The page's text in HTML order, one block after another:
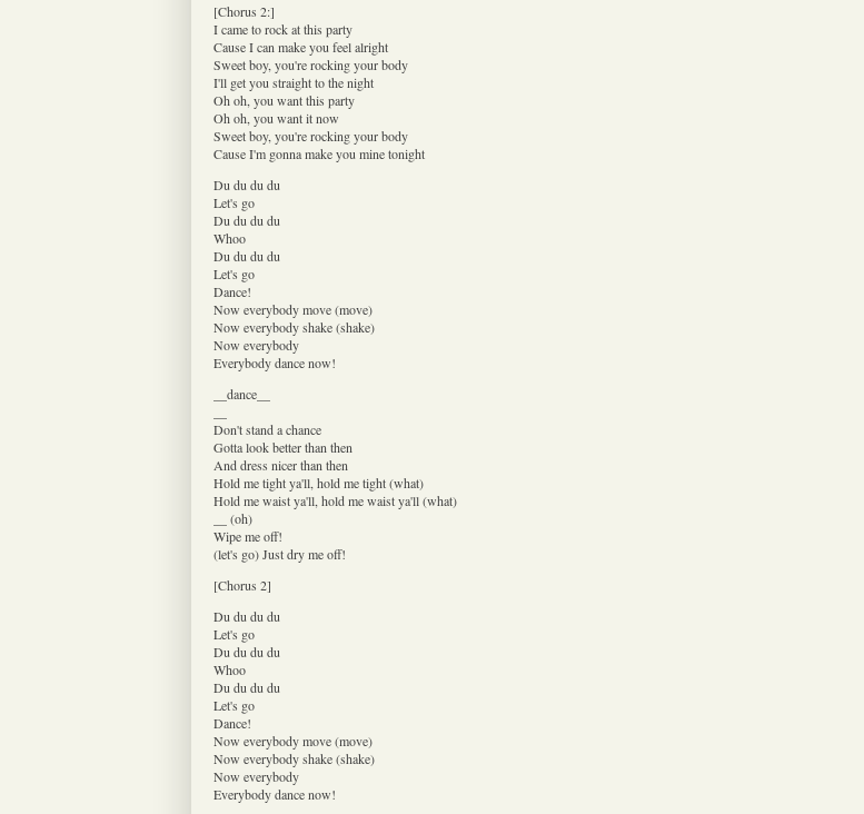
[Chorus 2:]
I came to rock at this party
Cause I can make you feel alright
Sweet boy, you're rocking your body
I'll get you straight to the night
Oh oh, you want this party
Oh oh, you want it now
Sweet boy, you're rocking your body
Cause I'm gonna make you mine tonight
Du du du du
Let's go
Du du du du
Whoo
Du du du du
Let's go
Dance!
Now everybody move (move)
Now everybody shake (shake)
Now everybody
Everybody dance now!
__dance__
Don't stand a chance
Gotta look better than then
And dress nicer than then
Hold me tight ya'll, hold me tight (what)
Hold me waist ya'll, hold me waist ya'll (what)
__ (oh)
Wipe me off!
(let's go) Just dry me off!
[Chorus 2]
Du du du du
Let's go
Du du du du
Whoo
Du du du du
Let's go
Dance!
Now everybody move (move)
Now everybody shake (shake)
Now everybody
Everybody dance now!